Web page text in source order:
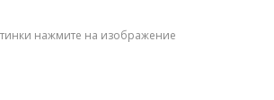
нажмите на изображение